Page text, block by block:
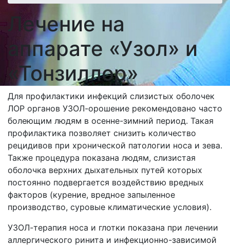
Лечение на
аппарате «Узол» и
«Тонзиллор»
Для профилактики инфекций слизистых оболочек
ЛОР органов УЗОЛ-орошение рекомендовано часто
болеющим людям в осенне-зимний период. Такая
профилактика позволяет снизить количество
рецидивов при хронической патологии носа и зева.
Также процедура показана людям, слизистая
оболочка верхних дыхательных путей которых
постоянно подвергается воздействию вредных
факторов (курение, вредное запыленное
производство, суровые климатические условия).
УЗОЛ-терапия носа и глотки показана при лечении
аллергического ринита и инфекционно-зависимой